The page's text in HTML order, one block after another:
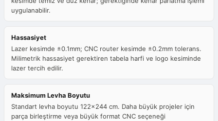
uygulanabilir.
Hassasiyet
Lazer kesimde ±0.1mm; CNC router kesimde ±0.2mm tolerans.
Milimetrik hassasiyet gerektiren tabela harfi ve logo kesiminde
lazer tercih edilir.
Maksimum Levha Boyutu
Standart levha boyutu 122x244 cm. Daha büyük projeler için
parça birleştirme veya büyük format CNC seçeneği